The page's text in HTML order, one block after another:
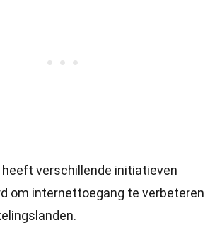
heeft verschillende initiatieven
om internettoegang te verbeteren